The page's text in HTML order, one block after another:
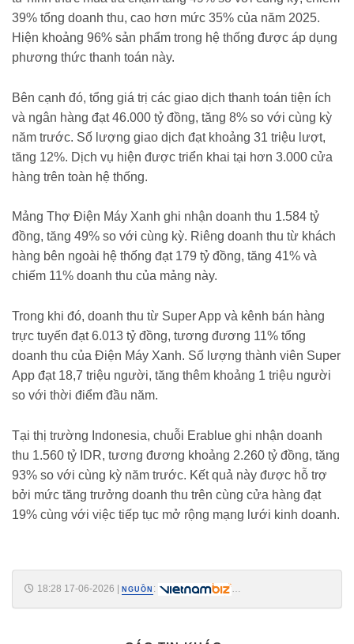
39% tổng doanh thu, cao hơn mức 35% của năm 2025.
Hiện khoảng 96% sản phẩm trong hệ thống được áp dụng
phương thức thanh toán này.
Bên cạnh đó, tổng giá trị các giao dịch thanh toán tiện ích
và ngân hàng đạt 46.000 tỷ đồng, tăng 8% so với cùng kỳ
năm trước. Số lượng giao dịch đạt khoảng 31 triệu lượt,
tăng 12%. Dịch vụ hiện được triển khai tại hơn 3.000 cửa
hàng trên toàn hệ thống.
Mảng Thợ Điện Máy Xanh ghi nhận doanh thu 1.584 tỷ
đồng, tăng 49% so với cùng kỳ. Riêng doanh thu từ khách
hàng bên ngoài hệ thống đạt 179 tỷ đồng, tăng 41% và
chiếm 11% doanh thu của mảng này.
Trong khi đó, doanh thu từ Super App và kênh bán hàng
trực tuyến đạt 6.013 tỷ đồng, tương đương 11% tổng
doanh thu của Điện Máy Xanh. Số lượng thành viên Super
App đạt 18,7 triệu người, tăng thêm khoảng 1 triệu người
so với thời điểm đầu năm.
Tại thị trường Indonesia, chuỗi Erablue ghi nhận doanh
thu 1.560 tỷ IDR, tương đương khoảng 2.260 tỷ đồng, tăng
93% so với cùng kỳ năm trước. Kết quả này được hỗ trợ
bởi mức tăng trưởng doanh thu trên cùng cửa hàng đạt
19% cùng với việc tiếp tục mở rộng mạng lưới kinh doanh.
18:28 17-06-2026 NGUỒN :